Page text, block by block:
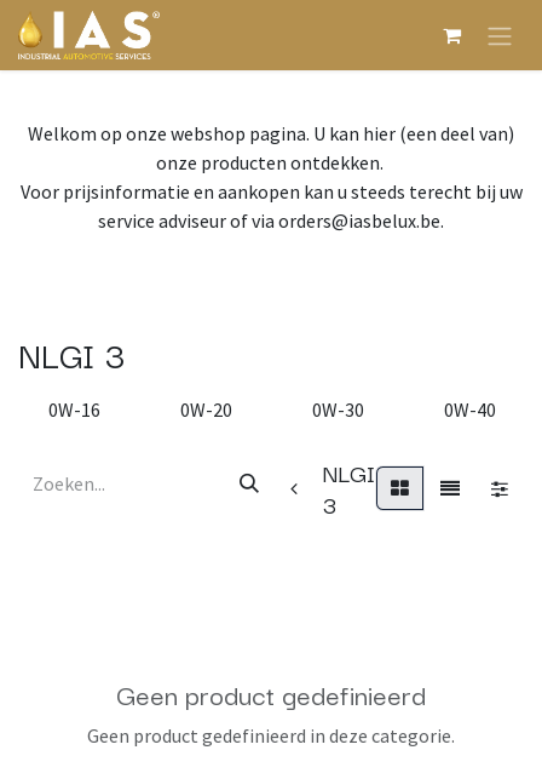
Overslaan naar inhoud
Welkom op onze webshop pagina. U kan hier (een deel van)
onze producten ontdekken.
Voor prijsinformatie en aankopen kan u steeds terecht bij uw
service adviseur of via orders@iasbelux.be.
NLGI 3
0W-16 0W-20 0W-30 0W-40
NLGI
3
Geen product gedefinieerd
Geen product gedefinieerd in deze categorie.